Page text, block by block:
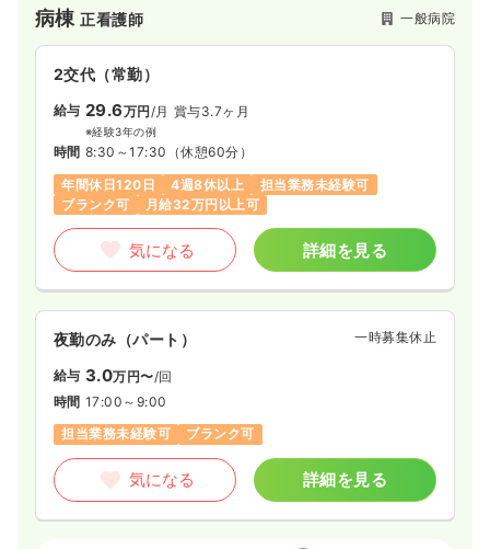
気になる 詳細を見る
夜勤のみ（パート）
3.2万円/回
ブランク可
気になる 詳細を見る
訪問看護 一般病院
日勤のみ（常勤）
給与 23.9 万円/月
※経験10年の例
第二新卒可
月給23万円以上可
気になる 詳細を見る
病棟正看護師 一般病院
2交代（常勤）
給与 29.6万円/月 賞与3.7ヶ月
※経験3年の例
時間 8:30～17:30 （休憩60分）
年間休日120日
4週8休以上
担当業務未経験可
ブランク可
月給32万円以上可
気になる 詳細を見る
夜勤のみ（パート） 一時募集休止
給与 3.0万円〜/回
時間 17:00～9:00
担当業務未経験可
ブランク可
気になる 詳細を見る